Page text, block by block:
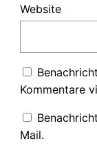
Website
Kommentare
Mail.